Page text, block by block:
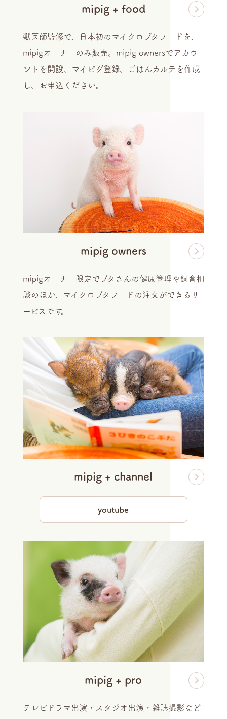
mipig + food
獣医師監修で、日本初のマイクロブタフードを、
mipigオーナーのみ販売。mipig ownersでアカウ
ントを開設、マイピグ登録、ごはんカルテを作成
し、お申込ください。
mipig owners
mipigオーナー限定でブタさんの健康管理や飼育相
談のほか、マイクロブタフードの注文ができるサ
ービスです。
mipig + channel
youtube
mipig + pro
テレビドラマ出演・スタジオ出演・雑誌撮影など